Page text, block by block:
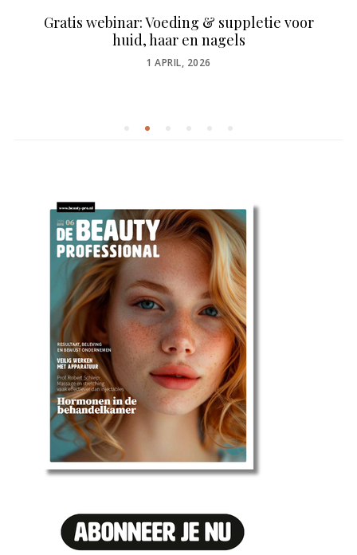
Gratis webinar: Voeding & suppletie voor
huid, haar en nagels
POSTED
1 APRIL, 2026